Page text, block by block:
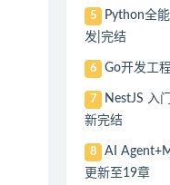
5
Python全
发|完结
6 Go开发工
7
NestJS 入
新完结
8
AI
更新至19章